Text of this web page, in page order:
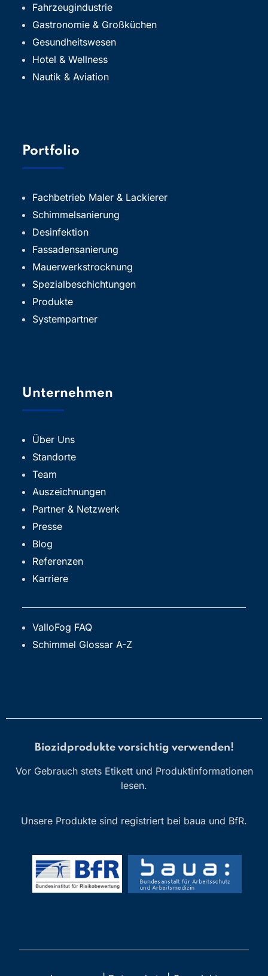
Fahrzeugindustrie
Gastronomie & Großküchen
Gesundheitswesen
Hotel & Wellness
Nautik & Aviation
Portfolio
Fachbetrieb Maler & Lackierer
Schimmelsanierung
Desinfektion
Fassadensanierung
Mauerwerkstrocknung
Spezialbeschichtungen
Produkte
Systempartner
Unternehmen
Über Uns
Standorte
Team
Auszeichnungen
Partner & Netzwerk
Presse
Blog
Referenzen
Karriere
ValloFog FAQ
Schimmel Glossar A-Z
Biozidprodukte vorsichtig verwenden!
Vor Gebrauch stets Etikett und Produktinformationen
lesen.
Unsere Produkte sind registriert bei baua und BfR.